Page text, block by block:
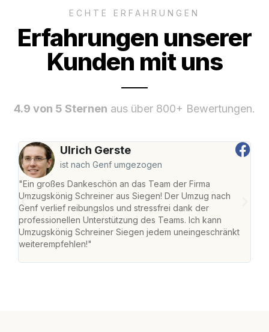
ECHTE ERFAHRUNGEN
Erfahrungen unserer
Kunden mit uns
4.9 von 5 Sternen aus über 800+ Bewertungen.
Ulrich Gerste
ist nach Genf umgezogen
"Ein großes Dankeschön an das Team der Firma
Umzugskönig Schreiner aus Siegen! Der Umzug nach
Genf verlief reibungslos und stressfrei dank der
professionellen Unterstützung des Teams. Ich kann
Umzugskönig Schreiner Siegen jedem uneingeschränkt
weiterempfehlen!"